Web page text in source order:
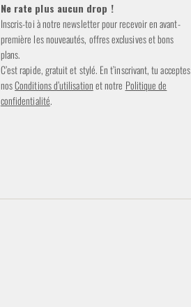
Ne rate plus aucun drop !
Inscris-toi à notre newsletter pour recevoir en avant-
première les nouveautés, offres exclusives et bons
plans.
C’est rapide, gratuit et stylé. En t’inscrivant, tu acceptes
nosConditions d’utilisationet notre Politique de
confidentialité.